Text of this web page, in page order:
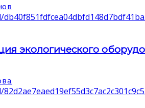
экологического